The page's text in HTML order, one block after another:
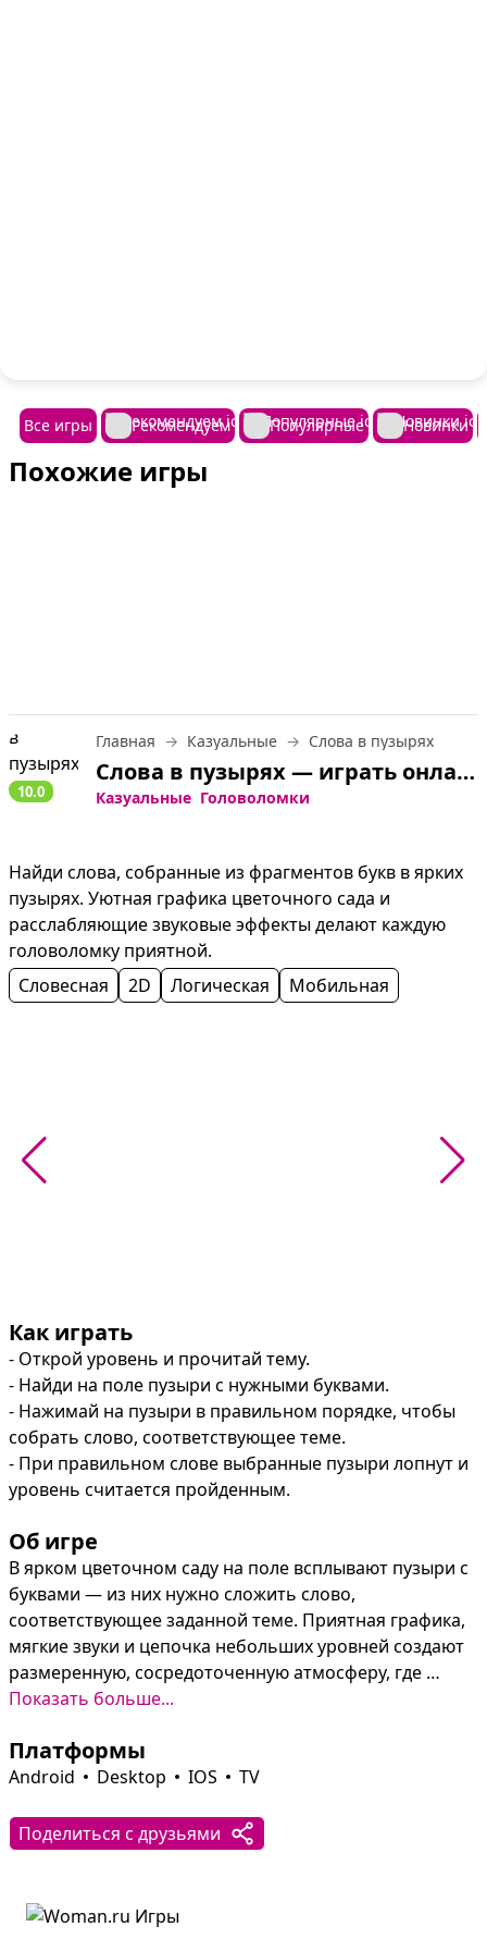
Все игры Рекомендуем Популярные Новинки
Похожие игры
10.0
Главная Казуальные Слова в пузырях
Слова в пузырях — играть онлайн бесплатно
Казуальные Головоломки
Найди слова, собранные из фрагментов букв в ярких
пузырях. Уютная графика цветочного сада и
расслабляющие звуковые эффекты делают каждую
головоломку приятной.
Словесная
2D Логическая Мобильная
Как играть
- Открой уровень и прочитай тему.
- Найди на поле пузыри с нужными буквами.
- Нажимай на пузыри в правильном порядке, чтобы
собрать слово, соответствующее теме.
- При правильном слове выбранные пузыри лопнут и
уровень считается пройденным.
Об игре
В ярком цветочном саду на поле всплывают пузыри с
буквами — из них нужно сложить слово,
соответствующее заданной теме. Приятная графика,
мягкие звуки и цепочка небольших уровней создают
размеренную, сосредоточенную атмосферу, где
каждый верный ход приносит удовольствие.
Разнообразные темы и сотни мини‑задач тренируют
логику и расширяют словарный запас: подбор
открывает следующий уровень. Простая механика
выбора букв превращается в небольшое путешествие
повод улыбнуться.
Показать больше...
Платформы
Android Desktop IOS TV
Поделиться с друзьями